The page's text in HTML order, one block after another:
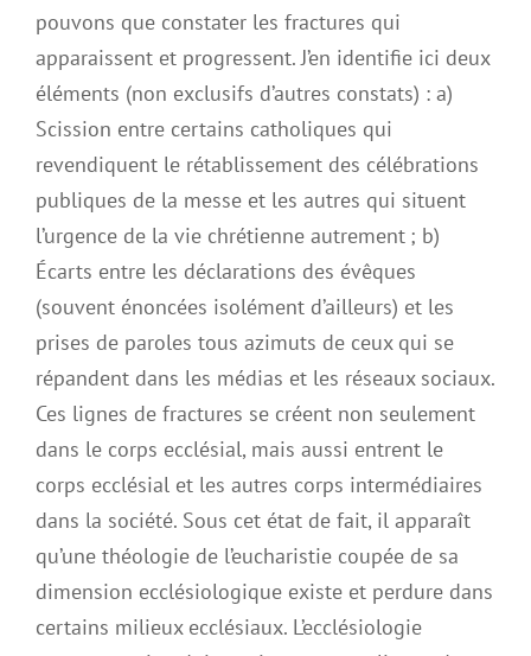
pouvons que constater les fractures qui
apparaissent et progressent. J’en identifie ici deux
éléments (non exclusifs d’autres constats) : a)
Scission entre certains catholiques qui
revendiquent le rétablissement des célébrations
publiques de la messe et les autres qui situent
l’urgence de la vie chrétienne autrement ; b)
Écarts entre les déclarations des évêques
(souvent énoncées isolément d’ailleurs) et les
prises de paroles tous azimuts de ceux qui se
répandent dans les médias et les réseaux sociaux.
Ces lignes de fractures se créent non seulement
dans le corps ecclésial, mais aussi entrent le
corps ecclésial et les autres corps intermédiaires
dans la société. Sous cet état de fait, il apparaît
qu’une théologie de l’eucharistie coupée de sa
dimension ecclésiologique existe et perdure dans
certains milieux ecclésiaux. L’ecclésiologie